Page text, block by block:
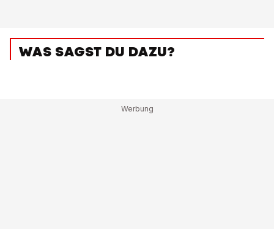
WAS SAGST DU DAZU?